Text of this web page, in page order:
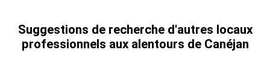
www.georisques.gouv.fr
Suggestions de recherche d'autres locaux
professionnels aux alentours de Canéjan